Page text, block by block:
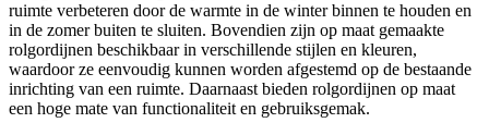
ruimte verbeteren door de warmte in de winter binnen te houden en
in de zomer buiten te sluiten. Bovendien zijn op maat gemaakte
rolgordijnen beschikbaar in verschillende stijlen en kleuren,
waardoor ze eenvoudig kunnen worden afgestemd op de bestaande
inrichting van een ruimte. Daarnaast bieden rolgordijnen op maat
een hoge mate van functionaliteit en gebruiksgemak.